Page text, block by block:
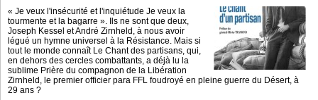
« Je veux l'insécurité et l'inquiétude Je veux la
tourmente et la bagarre ». Ils ne sont que deux,
Joseph Kessel et André Zirnheld, à nous avoir
légué un hymne universel à la Résistance. Mais si
tout le monde connaît Le Chant des partisans, qui,
en dehors des cercles combattants, a déjà lu la
sublime Prière du compagnon de la Libération
Zirnheld, le premier officier para FFL foudroyé en pleine guerre du Désert, à
29 ans ?